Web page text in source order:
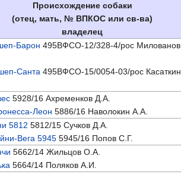
Происхождение собаки
(отец, мать, № ВПКОС или св-ва)
владелец
Барон 495ВФСО-12/328-4/рос Милованов
Санта 495ВФСО-15/0054-03/рос Касаткин
5928/16 Ахременков Д.А.
Леон 5886/16 Наволокин А.А.
5812 5812/15 Сучков Д.А.
Вега 5945 5945/16 Попов С.Г.
5662/14 Жильцов О.А.
5664/14 Поляков А.И.